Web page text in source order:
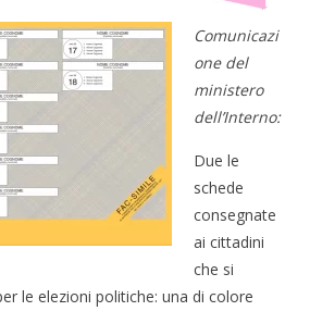
Comunicazi
one del
ministero
dell’Interno:
Due le
schede
consegnate
ai cittadini
che si
le elezioni politiche: una di colore